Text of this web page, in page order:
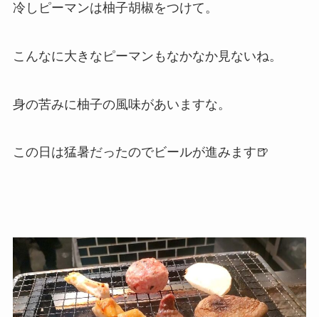
冷しピーマンは柚子胡椒をつけて。
こんなに大きなピーマンもなかなか見ないね。
身の苦みに柚子の風味があいますな。
この日は猛暑だったのでビールが進みます🍺